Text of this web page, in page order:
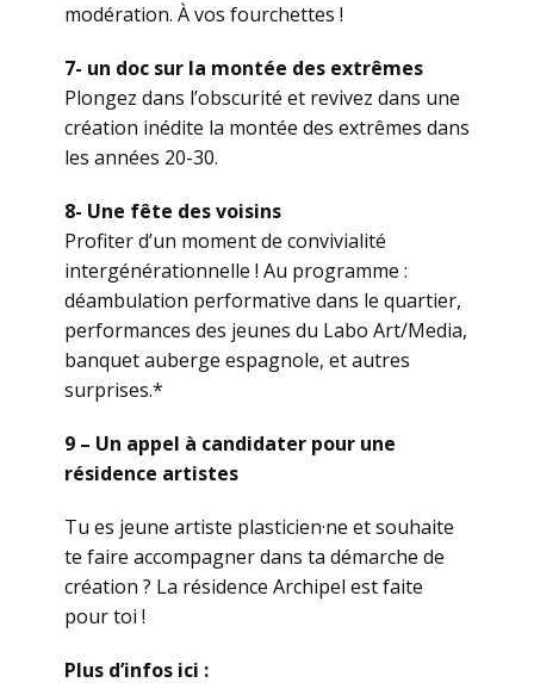
modération. À vos fourchettes !
7- un doc sur la montée des extrêmes
Plongez dans l’obscurité et revivez dans une
création inédite la montée des extrêmes dans
les années 20-30.
8- Une fête des voisins
Profiter d’un moment de convivialité
intergénérationnelle ! Au programme :
déambulation performative dans le quartier,
performances des jeunes du Labo Art/Media,
banquet auberge espagnole, et autres
surprises.*
9 – Un appel à candidater pour une
résidence artistes
Tu es jeune artiste plasticien·ne et souhaite
te faire accompagner dans ta démarche de
création ? La résidence Archipel est faite
pour toi !
Plus d’infos ici :